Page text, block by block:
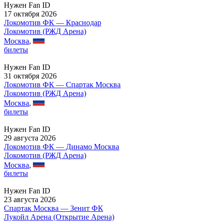
Нужен Fan ID
17 октября 2026
Локомотив ФК — Краснодар
Локомотив (РЖД Арена)
Москва,
билеты
Нужен Fan ID
31 октября 2026
Локомотив ФК — Спартак Москва
Локомотив (РЖД Арена)
Москва,
билеты
Нужен Fan ID
29 августа 2026
Локомотив ФК — Динамо Москва
Локомотив (РЖД Арена)
Москва,
билеты
Нужен Fan ID
23 августа 2026
Спартак Москва — Зенит ФК
Лукойл Арена (Открытие Арена)